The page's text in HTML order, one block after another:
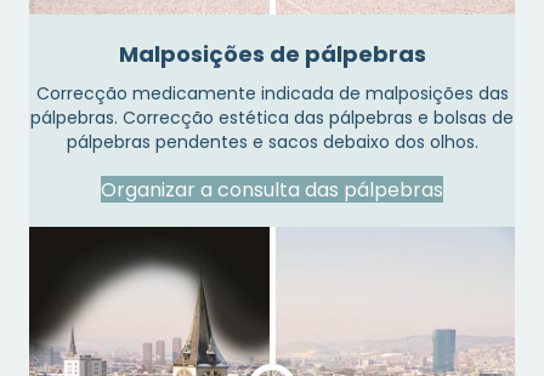
Malposições de pálpebras
Correcção medicamente indicada de malposições das
pálpebras. Correcção estética das pálpebras e bolsas de
pálpebras pendentes e sacos debaixo dos olhos.
Organizar a consulta das pálpebras